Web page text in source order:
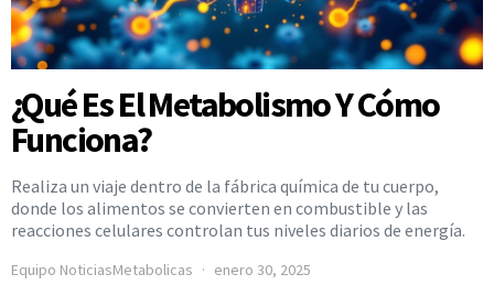
¿Qué Es El Metabolismo Y Cómo
Funciona?
Realiza un viaje dentro de la fábrica química de tu cuerpo,
donde los alimentos se convierten en combustible y las
reacciones celulares controlan tus niveles diarios de energía.
Equipo NoticiasMetabolicas enero 30, 2025